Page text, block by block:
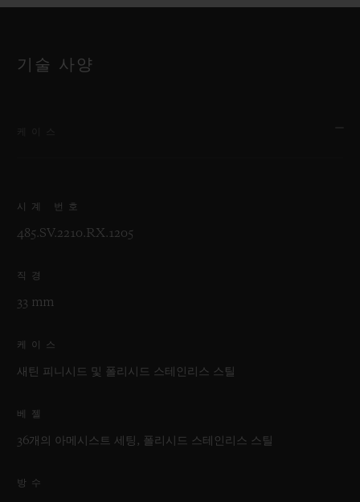
기술 사양
시계 번호
485.SV.2210.RX.1205
직경
33 mm
케이스
새틴 피니시드 및 폴리시드 스테인리스 스틸
베젤
36개의 아메시스트 세팅, 폴리시드 스테인리스 스틸
방수